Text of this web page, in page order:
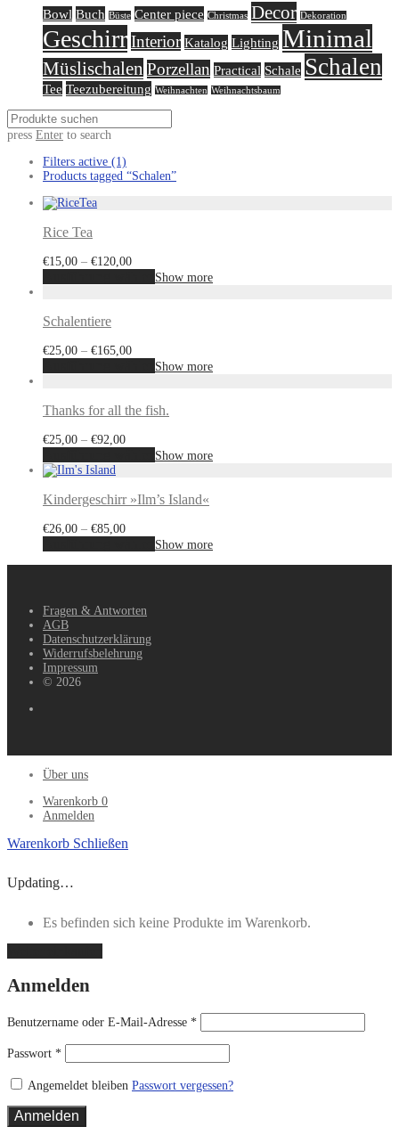
Bowl Buch Büste Center piece Christmas Decor Dekoration
GeschirrInterior Katalog Lighting Minimal
Müslischalen Porzellan Practical Schale Schalen
Tee Teezubereitung Weihnachten Weihnachtsbaum
press Enter to search
Filters active (1)
Products tagged “Schalen”
Rice Tea
€15,00 – €120,00
Show more
Schalentiere
€25,00 – €165,00
Show more
Thanks for all the fish.
€25,00 – €92,00
Show more
Kindergeschirr »Ilm’s Island«
€26,00 – €85,00
Show more
Fragen & Antworten
AGB
Datenschutzerklärung
Widerrufsbelehrung
Impressum
© 2026
Über uns
Warenkorb 0
Anmelden
Warenkorb Schließen
Updating…
Es befinden sich keine Produkte im Warenkorb.
Anmelden
Benutzername oder E-Mail-Adresse *
Passwort *
Angemeldet bleiben Passwort vergessen?
Anmelden